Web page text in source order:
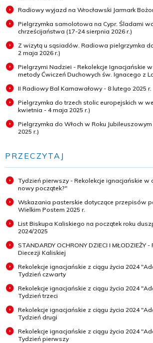
Radiowy wyjazd na Wrocławski Jarmark
Pielgrzymka samolotowa na Cypr. Śladami
chrześcijaństwa (17-24 sierpnia 2026 r.)
Z wizytą u sąsiadów. Radiowa pielgrzymka
2 maja 2026 r.)
Pielgrzymi Nadziei - Rekolekcje Ignacjańskie
metody Ćwiczeń Duchowych św. Ignacego z
II Radiowy Bal Karnawałowy - 8 lutego 2025 r.
Pielgrzymka do trzech stolic europejskich w
kwietnia - 4 maja 2025 r.)
Pielgrzymka do Włoch w Roku
2025 r.)
PRZECZYTAJ
Tydzień pierwszy - Rekolekcje ignacjańskie w
nowy początek?"
Wskazania pasterskie dotyczące przepisów
Wielkim Postem 2025 r.
List Biskupa Kaliskiego na początek roku
2024/2025
STANDARDY OCHRONY DZIECI I MŁODZIEŻY
Diecezji Kaliskiej
Rekolekcje ignacjańskie z ciągu życia 2024
Tydzień czwarty
Rekolekcje ignacjańskie z ciągu życia 2024
Tydzień trzeci
Rekolekcje ignacjańskie z ciągu życia 2024
Tydzień drugi
Rekolekcje ignacjańskie z ciągu życia 2024
Tydzień pierwszy